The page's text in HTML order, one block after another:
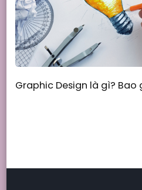
Graphic Design là gì? Bao